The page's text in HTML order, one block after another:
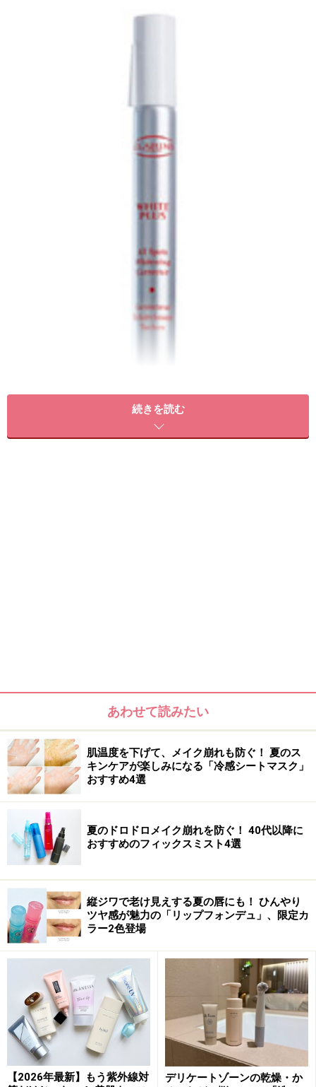
クラランス ホワイト-プラス オール スポッツ コレクタ
10ml ￥8,400(税込) <医薬部外品>
元祖スポッツ美容液シートは1度の使用でも
薄くなるほどの実力派
SK-II ホワイトニングソース クリア スポッツ シー
ト 28セット(4セット×7枚) ￥14,175(税込) <医薬部外
品>
美容液をしみ込ませたパッチタイプのスポッル美白の元
祖といえばコレ。パッチがぷるんとした透明なシート
で、つけていても恥ずかしくないのも魅力のひとつ。通
常の美容液の12倍の濃縮美容液をシートにたっぷりとし
みこませ10～15分おくと、ピタッと肌にフィットしたシ
ートからジワジワと美容液がしみ込んでいくのを実感で
きます。肌のお手入れの最後に使って下さい。
【商品お問合せ先】マックス ファクター0120-021-
325
続きを読む
あわせて読みたい
肌温度を下げて、メイク崩れも防ぐ！ 夏のス
キンケアが楽しみになる「冷感シートマスク」
おすすめ4選
夏のドロドロメイク崩れを防ぐ！ 40代以降に
おすすめのフィックスミスト4選
縦ジワで老け見えする夏の唇にも！ ひんやり
ツヤ感が魅力の「リップフォンデュ」、限定カ
ラー2色登場
【2026年最新】もう紫外線対
デリケートゾーンの乾燥・か